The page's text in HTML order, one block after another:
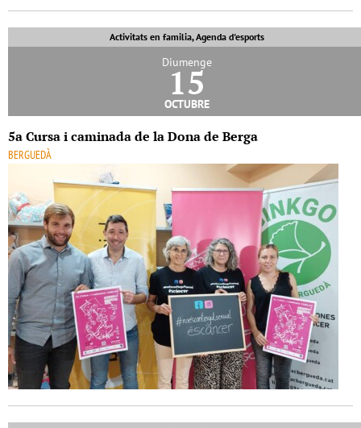
Activitats en familia, Agenda d'esports
Diumenge
15
octubre
5a Cursa i caminada de la Dona de Berga
BERGUEDÀ